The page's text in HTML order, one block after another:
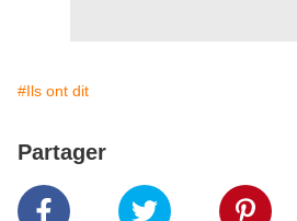
#Ils ont dit
Partager